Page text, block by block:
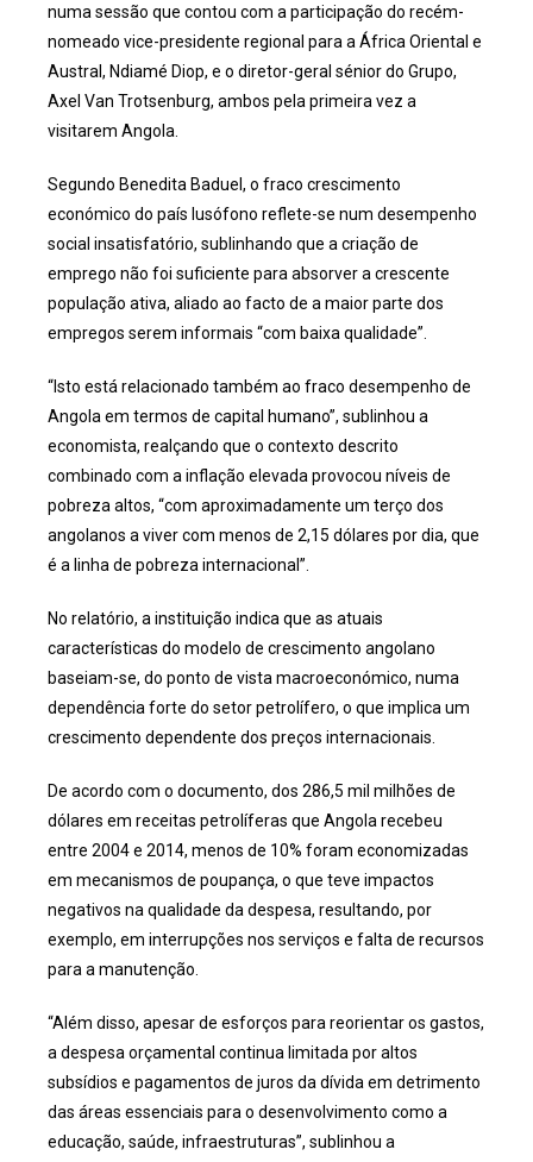
numa sessão que contou com a participação do recém-
nomeado vice-presidente regional para a África Oriental e
Austral, Ndiamé Diop, e o diretor-geral sénior do Grupo,
Axel Van Trotsenburg, ambos pela primeira vez a
visitarem Angola.
Segundo Benedita Baduel, o fraco crescimento
económico do país lusófono reflete-se num desempenho
social insatisfatório, sublinhando que a criação de
emprego não foi suficiente para absorver a crescente
população ativa, aliado ao facto de a maior parte dos
empregos serem informais “com baixa qualidade”.
“Isto está relacionado também ao fraco desempenho de
Angola em termos de capital humano”, sublinhou a
economista, realçando que o contexto descrito
combinado com a inflação elevada provocou níveis de
pobreza altos, “com aproximadamente um terço dos
angolanos a viver com menos de 2,15 dólares por dia, que
é a linha de pobreza internacional”.
No relatório, a instituição indica que as atuais
características do modelo de crescimento angolano
baseiam-se, do ponto de vista macroeconómico, numa
dependência forte do setor petrolífero, o que implica um
crescimento dependente dos preços internacionais.
De acordo com o documento, dos 286,5 mil milhões de
dólares em receitas petrolíferas que Angola recebeu
entre 2004 e 2014, menos de 10% foram economizadas
em mecanismos de poupança, o que teve impactos
negativos na qualidade da despesa, resultando, por
exemplo, em interrupções nos serviços e falta de recursos
para a manutenção.
“Além disso, apesar de esforços para reorientar os gastos,
a despesa orçamental continua limitada por altos
subsídios e pagamentos de juros da dívida em detrimento
das áreas essenciais para o desenvolvimento como a
educação, saúde, infraestruturas”, sublinhou a